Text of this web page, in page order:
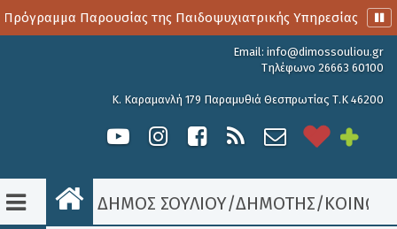
Παρουσίας της Παιδοψυχιατρικής Υπηρεσίας
Email: info@dimossouliou.gr
Τηλέφωνο 26663 60100
Κ. Καραμανλή 179 Παραμυθιά Θεσπρωτίας Τ.Κ 46200
ΔΗΜΟΣ ΣΟΥΛΙΟΥ/ΔΗΜΟΤΗΣ/